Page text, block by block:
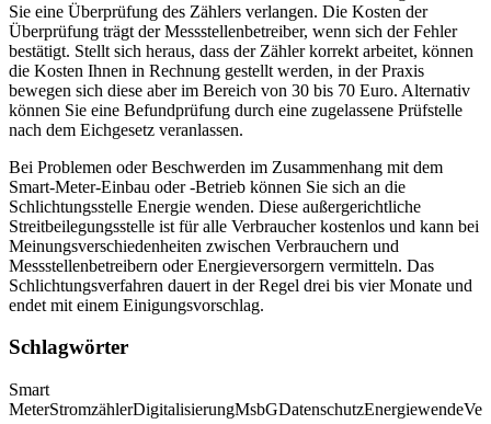
Sie eine Überprüfung des Zählers verlangen. Die Kosten der
Überprüfung trägt der Messstellenbetreiber, wenn sich der Fehler
bestätigt. Stellt sich heraus, dass der Zähler korrekt arbeitet, können
die Kosten Ihnen in Rechnung gestellt werden, in der Praxis
bewegen sich diese aber im Bereich von 30 bis 70 Euro. Alternativ
können Sie eine Befundprüfung durch eine zugelassene Prüfstelle
nach dem Eichgesetz veranlassen.
Bei Problemen oder Beschwerden im Zusammenhang mit dem
Smart-Meter-Einbau oder -Betrieb können Sie sich an die
Schlichtungsstelle Energie wenden. Diese außergerichtliche
Streitbeilegungsstelle ist für alle Verbraucher kostenlos und kann bei
Meinungsverschiedenheiten zwischen Verbrauchern und
Messstellenbetreibern oder Energieversorgern vermitteln. Das
Schlichtungsverfahren dauert in der Regel drei bis vier Monate und
endet mit einem Einigungsvorschlag.
Schlagwörter
Smart
MeterStromzählerDigitalisierungMsbGDatenschutzEnergiewende